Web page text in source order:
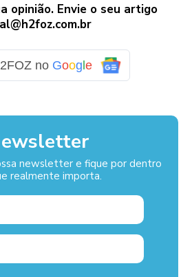
opinião. Envie o seu artigo
no Goog e
newsletter e fique por dentro
realmente importa.